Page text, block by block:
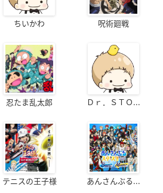
ちいかわ 呪術廻戦
忍たま乱太郎 Ｄｒ．ＳＴＯ...
テニスの王子様 あんさんぶる...